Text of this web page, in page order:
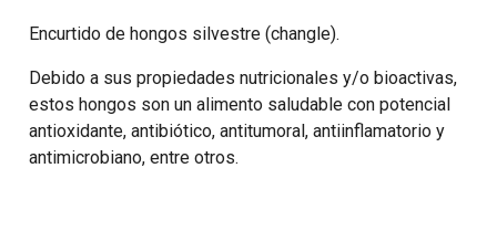
Encurtido de hongos silvestre (changle).
Debido a sus propiedades nutricionales y/o bioactivas,
estos hongos son un alimento saludable con potencial
antioxidante, antibiótico, antitumoral, antiinflamatorio y
antimicrobiano, entre otros.